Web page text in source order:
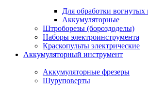
Для обработки вогнутых
Аккумуляторные
Штроборезы (бороздоделы)
Наборы электроинструмента
Краскопульты электрические
Аккумуляторный инструмент
Аккумуляторные фрезеры
Шуруповерты